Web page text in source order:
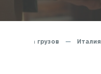
доставка грузов — Италия